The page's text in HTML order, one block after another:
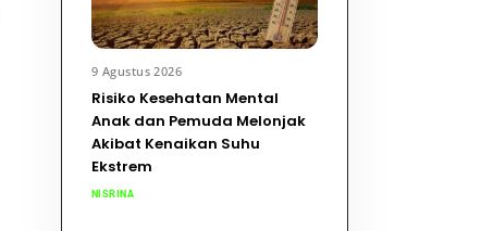
9 Agustus 2026
Risiko Kesehatan Mental
Anak dan Pemuda Melonjak
Akibat Kenaikan Suhu
Ekstrem
NISRINA